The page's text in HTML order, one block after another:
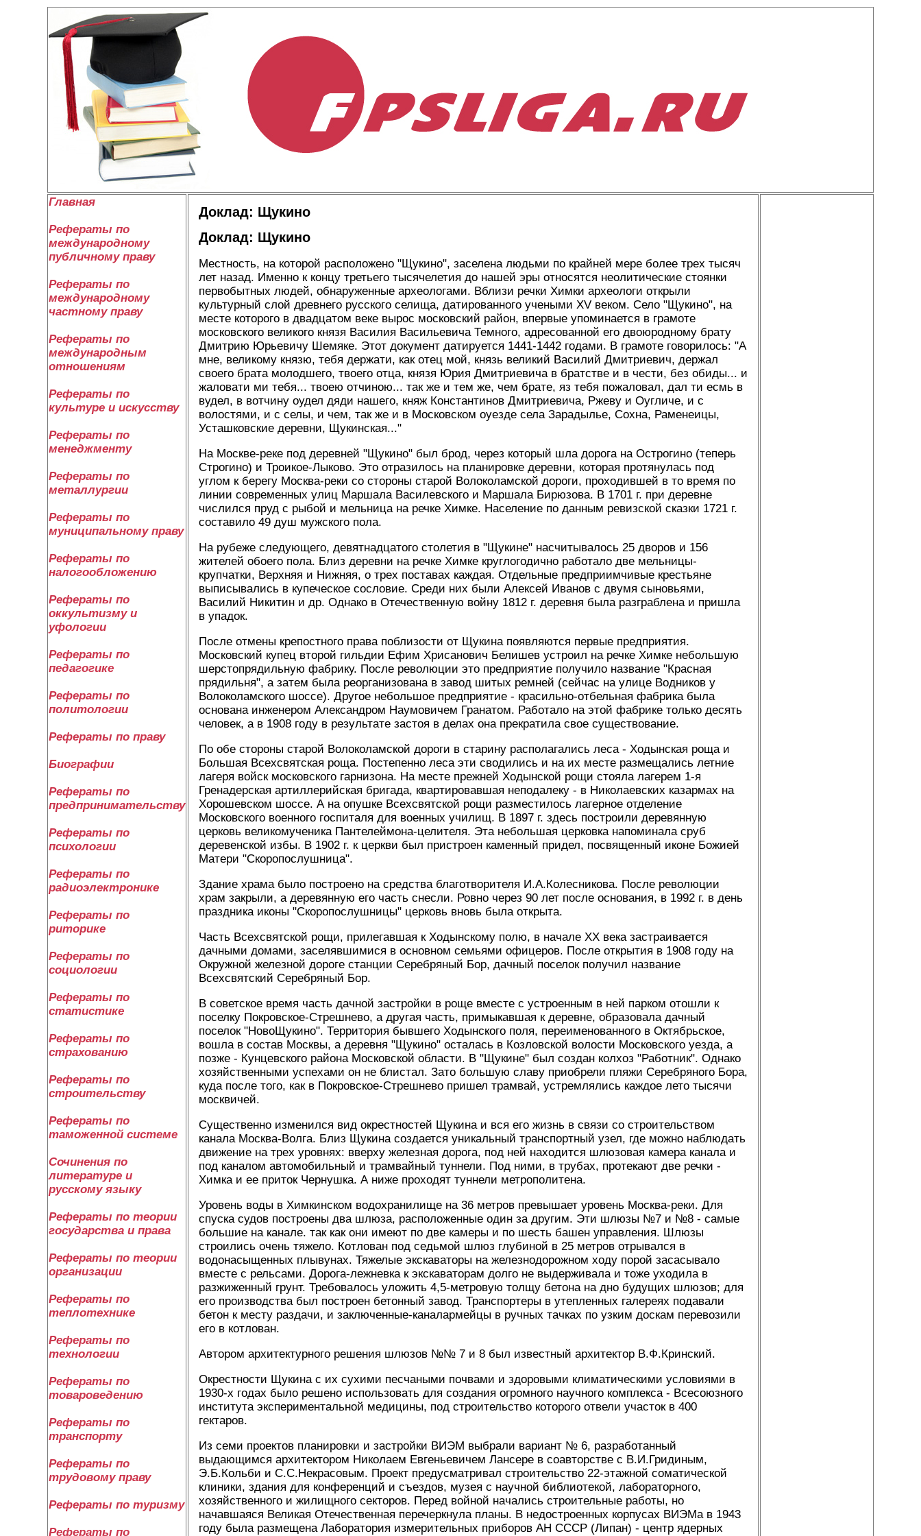
Главная
Рефераты по
международному
публичному праву
Рефераты по
международному
частному праву
Рефераты по
международным
отношениям
Рефераты по
культуре и искусству
Рефераты по
менеджменту
Рефераты по
металлургии
Рефераты по
муниципальному праву
Рефераты по
налогообложению
Рефераты по
оккультизму и
уфологии
Рефераты по
педагогике
Рефераты по
политологии
Рефераты по праву
Биографии
Рефераты по
предпринимательству
Рефераты по
психологии
Рефераты по
радиоэлектронике
Рефераты по
риторике
Рефераты по
социологии
Рефераты по
статистике
Рефераты по
страхованию
Рефераты по
строительству
Рефераты по
таможенной системе
Сочинения по
литературе и
русскому языку
Рефераты по теории
государства и права
Рефераты по теории
организации
Рефераты по
теплотехнике
Рефераты по
технологии
Рефераты по
товароведению
Рефераты по
транспорту
Рефераты по
трудовому праву
Рефераты по туризму
Рефераты по
Доклад: Щукино
Доклад: Щукино
Местность, на которой расположено "Щукино", заселена людьми по крайней мере более трех тысяч
лет назад. Именно к концу третьего тысячелетия до нашей эры относятся неолитические стоянки
первобытных людей, обнаруженные археологами. Вблизи речки Химки археологи открыли
культурный слой древнего русского селища, датированного учеными XV веком. Село "Щукино", на
месте которого в двадцатом веке вырос московский район, впервые упоминается в грамоте
московского великого князя Василия Васильевича Темного, адресованной его двоюродному брату
Дмитрию Юрьевичу Шемяке. Этот документ датируется 1441-1442 годами. В грамоте говорилось: "А
мне, великому князю, тебя держати, как отец мой, князь великий Василий Дмитриевич, держал
своего брата молодшего, твоего отца, князя Юрия Дмитриевича в братстве и в чести, без обиды... и
жаловати ми тебя... твоею отчиною... так же и тем же, чем брате, яз тебя пожаловал, дал ти есмь в
вудел, в вотчину оудел дяди нашего, княж Константинов Дмитриевича, Ржеву и Оугличе, и с
волостями, и с селы, и чем, так же и в Московском оуезде села Зарадылье, Сохна, Раменеицы,
Усташковские деревни, Щукинская..."
На Москве-реке под деревней "Щукино" был брод, через который шла дорога на Острогино (теперь
Строгино) и Троикое-Лыково. Это отразилось на планировке деревни, которая протянулась под
углом к берегу Москва-реки со стороны старой Волоколамской дороги, проходившей в то время по
линии современных улиц Маршала Василевского и Маршала Бирюзова. В 1701 г. при деревне
числился пруд с рыбой и мельница на речке Химке. Население по данным ревизской сказки 1721 г.
составило 49 душ мужского пола.
На рубеже следующего, девятнадцатого столетия в "Щукине" насчитывалось 25 дворов и 156
жителей обоего пола. Близ деревни на речке Химке круглогодично работало две мельницы-
крупчатки, Верхняя и Нижняя, о трех поставах каждая. Отдельные предприимчивые крестьяне
выписывались в купеческое сословие. Среди них были Алексей Иванов с двумя сыновьями,
Василий Никитин и др. Однако в Отечественную войну 1812 г. деревня была разграблена и пришла
в упадок.
После отмены крепостного права поблизости от Щукина появляются первые предприятия.
Московский купец второй гильдии Ефим Хрисанович Белишев устроил на речке Химке небольшую
шерстопрядильную фабрику. После революции это предприятие получило название "Красная
прядильня", а затем была реорганизована в завод шитых ремней (сейчас на улице Водников у
Волоколамского шоссе). Другое небольшое предприятие - красильно-отбельная фабрика была
основана инженером Александром Наумовичем Гранатом. Работало на этой фабрике только десять
человек, а в 1908 году в результате застоя в делах она прекратила свое существование.
По обе стороны старой Волоколамской дороги в старину располагались леса - Ходынская роща и
Большая Всехсвятская роща. Постепенно леса эти сводились и на их месте размещались летние
лагеря войск московского гарнизона. На месте прежней Ходынской рощи стояла лагерем 1-я
Гренадерская артиллерийская бригада, квартировавшая неподалеку - в Николаевских казармах на
Хорошевском шоссе. А на опушке Всехсвятской рощи разместилось лагерное отделение
Московского военного госпиталя для военных училищ. В 1897 г. здесь построили деревянную
церковь великомученика Пантелеймона-целителя. Эта небольшая церковка напоминала сруб
деревенской избы. В 1902 г. к церкви был пристроен каменный придел, посвященный иконе Божией
Матери "Скоропослушница".
Здание храма было построено на средства благотворителя И.А.Колесникова. После революции
храм закрыли, а деревянную его часть снесли. Ровно через 90 лет после основания, в 1992 г. в день
праздника иконы "Скоропослушницы" церковь вновь была открыта.
Часть Всехсвятской рощи, прилегавшая к Ходынскому полю, в начале XX века застраивается
дачными домами, заселявшимися в основном семьями офицеров. После открытия в 1908 году на
Окружной железной дороге станции Серебряный Бор, дачный поселок получил название
Всехсвятский Серебряный Бор.
В советское время часть дачной застройки в роще вместе с устроенным в ней парком отошли к
поселку Покровское-Стрешнево, а другая часть, примыкавшая к деревне, образовала дачный
поселок "НовоЩукино". Территория бывшего Ходынского поля, переименованного в Октябрьское,
вошла в состав Москвы, а деревня "Щукино" осталась в Козловской волости Московского уезда, а
позже - Кунцевского района Московской области. В "Щукине" был создан колхоз "Работник". Однако
хозяйственными успехами он не блистал. Зато большую славу приобрели пляжи Серебряного Бора,
куда после того, как в Покровское-Стрешнево пришел трамвай, устремлялись каждое лето тысячи
москвичей.
Существенно изменился вид окрестностей Щукина и вся его жизнь в связи со строительством
канала Москва-Волга. Близ Щукина создается уникальный транспортный узел, где можно наблюдать
движение на трех уровнях: вверху железная дорога, под ней находится шлюзовая камера канала и
под каналом автомобильный и трамвайный туннели. Под ними, в трубах, протекают две речки -
Химка и ее приток Чернушка. А ниже проходят туннели метрополитена.
Уровень воды в Химкинском водохранилище на 36 метров превышает уровень Москва-реки. Для
спуска судов построены два шлюза, расположенные один за другим. Эти шлюзы №7 и №8 - самые
большие на канале. так как они имеют по две камеры и по шесть башен управления. Шлюзы
строились очень тяжело. Котлован под седьмой шлюз глубиной в 25 метров отрывался в
водонасыщенных плывунах. Тяжелые экскаваторы на железнодорожном ходу порой засасывало
вместе с рельсами. Дорога-лежневка к экскаваторам долго не выдерживала и тоже уходила в
разжиженный грунт. Требовалось уложить 4,5-метровую толщу бетона на дно будущих шлюзов; для
его производства был построен бетонный завод. Транспортеры в утепленных галереях подавали
бетон к месту раздачи, и заключенные-каналармейцы в ручных тачках по узким доскам перевозили
его в котлован.
Автором архитектурного решения шлюзов №№ 7 и 8 был известный архитектор В.Ф.Кринский.
Окрестности Щукина с их сухими песчаными почвами и здоровыми климатическими условиями в
1930-х годах было решено использовать для создания огромного научного комплекса - Всесоюзного
института экспериментальной медицины, под строительство которого отвели участок в 400
гектаров.
Из семи проектов планировки и застройки ВИЭМ выбрали вариант № 6, разработанный
выдающимся архитектором Николаем Евгеньевичем Лансере в соавторстве с В.И.Гридиным,
Э.Б.Кольби и С.С.Некрасовым. Проект предусматривал строительство 22-этажной соматической
клиники, здания для конференций и съездов, музея с научной библиотекой, лабораторного,
хозяйственного и жилищного секторов. Перед войной начались строительные работы, но
начавшаяся Великая Отечественная перечеркнула планы. В недостроенных корпусах ВИЭМа в 1943
году была размещена Лаборатория измерительных приборов АН СССР (Липан) - центр ядерных